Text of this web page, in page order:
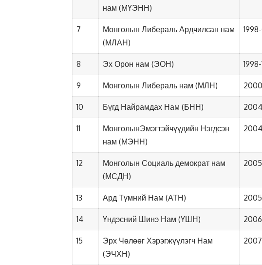
нам (МҮЭНН)
7
Монголын Либераль Ардчилсан нам
(МЛАН)
8 Эх Орон нам (ЭОН)
9 Монголын Либераль нам (МЛН)
10 Бүгд Найрамдах Нам (БНН)
11
МонголынЭмэгтэйчүүдийн Нэгдсэн
нам (МЭНН)
12
Монголын Социаль демократ нам
(МСДН)
13 Ард Түмний Нам (АТН)
14 Үндэсний Шинэ Нам (ҮШН)
15
Эрх Чөлөөг Хэрэгжүүлэгч Нам
(ЭЧХН)